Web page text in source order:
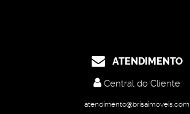
ATENDIMENTO
Central do Cliente
atendimento@brisaimoveis.com